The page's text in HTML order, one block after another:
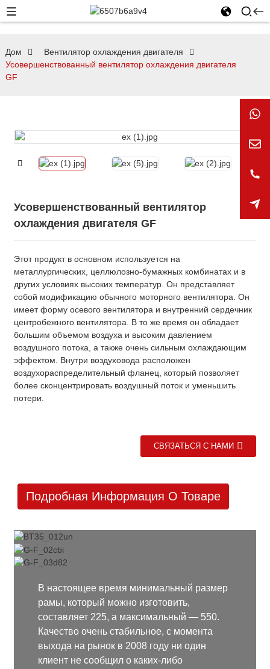
Дом
Вентилятор охлаждения двигателя
Усовершенствованный вентилятор охлаждения двигателя
GF
Усовершенствованный вентилятор
охлаждения двигателя GF
Этот продукт в основном используется на
металлургических, целлюлозно-бумажных комбинатах и ​​в
других условиях высоких температур. Он представляет
собой модификацию обычного моторного вентилятора. Он
имеет форму осевого вентилятора и внутренний сердечник
центробежного вентилятора. В то же время он обладает
большим объемом воздуха и высоким давлением
воздушного потока, а также очень сильным охлаждающим
эффектом. Внутри воздуховода расположен
воздухораспределительный фланец, который позволяет
более сконцентрировать воздушный поток и уменьшить
потери.
СВЯЗАТЬСЯ С НАМИ
Подробная Информация О Товаре
В настоящее время минимальный размер
рамы, который можно изготовить,
составляет 225, а максимальный — 550.
Качество очень стабильное, с момента
выхода на рынок в 2008 году ни один
клиент не сообщил о каких-либо